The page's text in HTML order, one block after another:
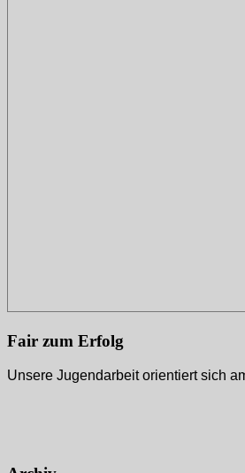
Fair zum Erfolg
Unsere Jugendarbeit orientiert sich